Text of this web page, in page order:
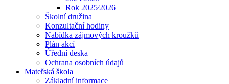
Rok 2025⁄2026
Školní družina
Konzultační hodiny
Nabídka zájmových kroužků
Plán akcí
Úřední deska
Ochrana osobních údajů
Mateřská škola
Základní informace